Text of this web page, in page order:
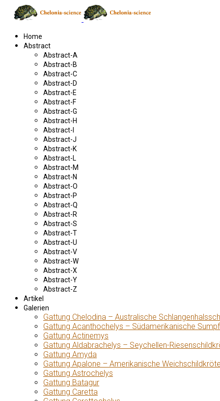
Home
Abstract
Abstract-A
Abstract-B
Abstract-C
Abstract-D
Abstract-E
Abstract-F
Abstract-G
Abstract-H
Abstract-I
Abstract-J
Abstract-K
Abstract-L
Abstract-M
Abstract-N
Abstract-O
Abstract-P
Abstract-Q
Abstract-R
Abstract-S
Abstract-T
Abstract-U
Abstract-V
Abstract-W
Abstract-X
Abstract-Y
Abstract-Z
Artikel
Galerien
Gattung Chelodina – Australische
Gattung Acanthochelys – Südamerikanische
Gattung Actinemys
Gattung Aldabrachelys – Seychellen-
Gattung Amyda
Gattung Apalone – Amerikanische
Gattung Astrochelys
Gattung Batagur
Gattung Caretta